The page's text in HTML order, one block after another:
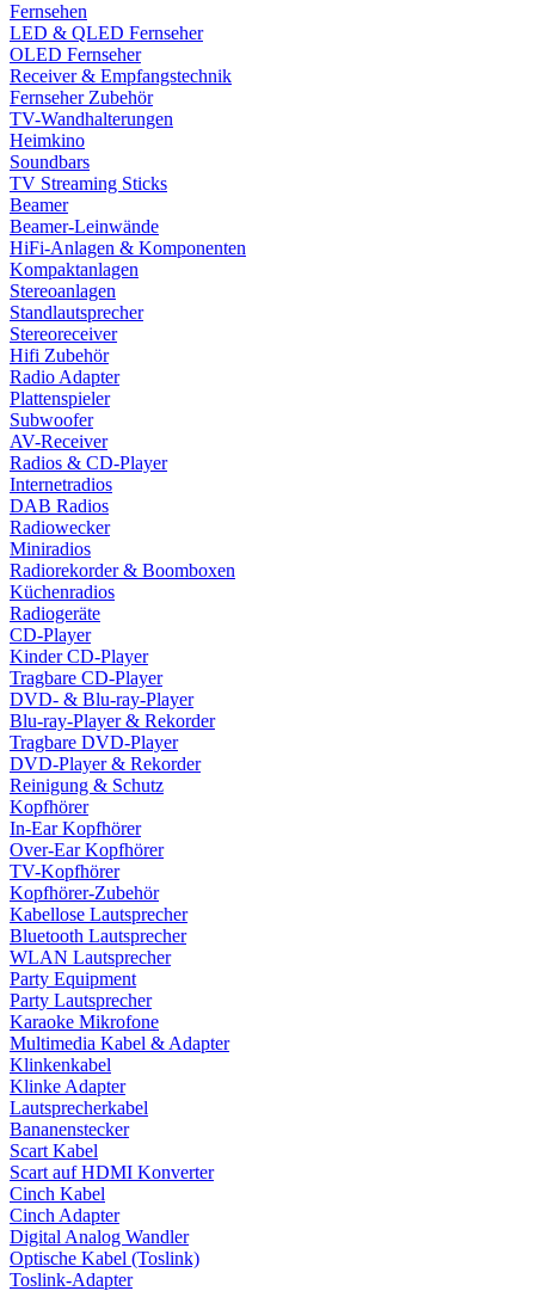
Fernsehen
LED & QLED Fernseher
OLED Fernseher
Receiver & Empfangstechnik
Fernseher Zubehör
TV-Wandhalterungen
Heimkino
Soundbars
TV Streaming Sticks
Beamer
Beamer-Leinwände
HiFi-Anlagen & Komponenten
Kompaktanlagen
Stereoanlagen
Standlautsprecher
Stereoreceiver
Hifi Zubehör
Radio Adapter
Plattenspieler
Subwoofer
AV-Receiver
Radios & CD-Player
Internetradios
DAB Radios
Radiowecker
Miniradios
Radiorekorder & Boomboxen
Küchenradios
Radiogeräte
CD-Player
Kinder CD-Player
Tragbare CD-Player
DVD- & Blu-ray-Player
Blu-ray-Player & Rekorder
Tragbare DVD-Player
DVD-Player & Rekorder
Reinigung & Schutz
Kopfhörer
In-Ear Kopfhörer
Over-Ear Kopfhörer
TV-Kopfhörer
Kopfhörer-Zubehör
Kabellose Lautsprecher
Bluetooth Lautsprecher
WLAN Lautsprecher
Party Equipment
Party Lautsprecher
Karaoke Mikrofone
Multimedia Kabel & Adapter
Klinkenkabel
Klinke Adapter
Lautsprecherkabel
Bananenstecker
Scart Kabel
Scart auf HDMI Konverter
Cinch Kabel
Cinch Adapter
Digital Analog Wandler
Optische Kabel (Toslink)
Toslink-Adapter